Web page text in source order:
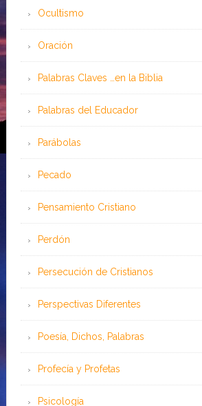
Ocultismo
Oración
Palabras Claves …en la Biblia
Palabras del Educador
Parábolas
Pecado
Pensamiento Cristiano
Perdón
Persecución de Cristianos
Perspectivas Diferentes
Poesía, Dichos, Palabras
Profecía y Profetas
Psicología